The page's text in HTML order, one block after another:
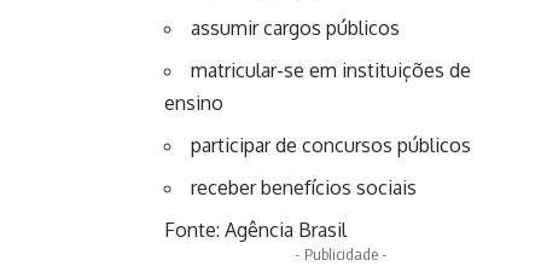
assumir cargos públicos
matricular-se em instituições de
ensino
participar de concursos públicos
receber benefícios sociais
Fonte: Agência Brasil
- Publicidade -